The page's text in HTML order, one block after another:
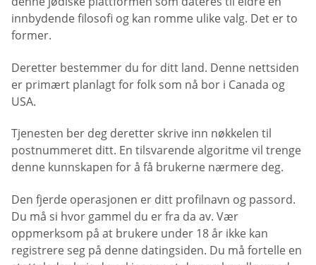
innbydende filosofi og kan romme ulike valg. Det er to
former.
Deretter bestemmer du for ditt land. Denne nettsiden
er primært planlagt for folk som nå bor i Canada og
USA.
Tjenesten ber deg deretter skrive inn nøkkelen til
postnummeret ditt. En tilsvarende algoritme vil trenge
denne kunnskapen for å få brukerne nærmere deg.
Den fjerde operasjonen er ditt profilnavn og passord.
Du må si hvor gammel du er fra da av. Vær
oppmerksom på at brukere under 18 år ikke kan
registrere seg på denne datingsiden. Du må fortelle en